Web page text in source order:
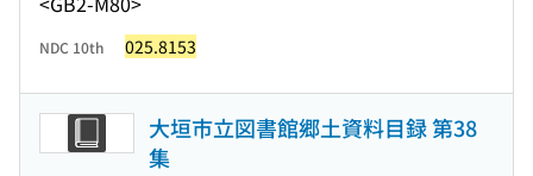
NDC 10th 025.8153
大垣市立図書館郷土資料目録 第38
集